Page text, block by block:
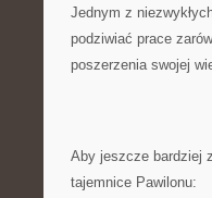
Jednym z⁢
podziwiać prace
poszerzenia swojej
Aby⁤ jeszcze bardziej
tajemnice Pawilonu: